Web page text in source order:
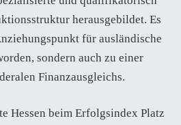
herausgebildet. Es
für ausländische
sondern auch zu einer
Finanzausgleichs.
Hessen beim Erfolgsindex Platz